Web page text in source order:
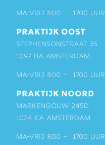
ma-vrij 8:00 – 17:00 uur
PRAKTIJK OOST
Stephensonstraat 35
1097 BA Amsterdam
ma-vrij 8:00 – 17:00 uur
PRAKTIJK NOORD
Markengouw 245D
1024 EA Amsterdam
ma-vrij 8:00 – 17:00 uur